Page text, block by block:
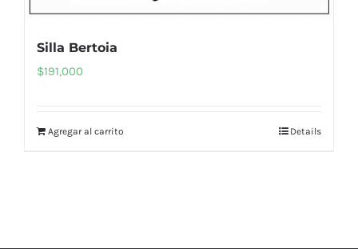
Silla Bertoia
$191,000
Agregar al carrito Details